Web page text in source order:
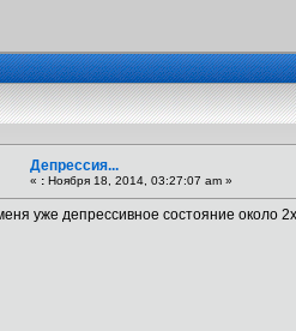
Депрессия...
« : Ноября 18, 2014, 03:27:07 am »
уже депрессивное состояние около